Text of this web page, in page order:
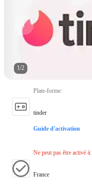
1/2
Plate-forme:
tinder
Guide d'activation
Ne peut pas être activé à:
France